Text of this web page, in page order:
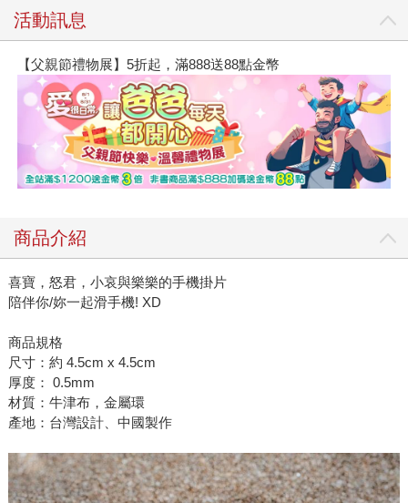
活動訊息
【父親節禮物展】5折起，滿888送88點金幣
商品介紹
喜寶，怒君，小哀與樂樂的手機掛片
陪伴你/妳一起滑手機! XD
商品規格
尺寸：約 4.5cm x 4.5cm
厚度： 0.5mm
材質：牛津布，金屬環
產地：台灣設計、中國製作